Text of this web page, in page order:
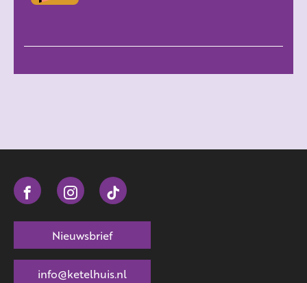
Nieuwsbrief
info@ketelhuis.nl